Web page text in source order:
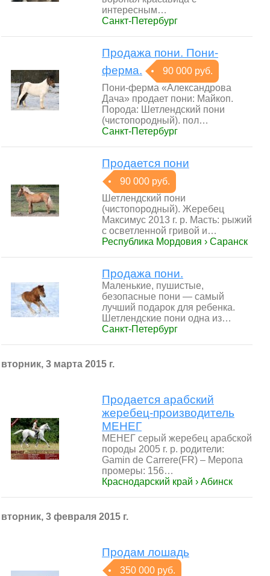
интересным…
Санкт-Петербург
Продажа пони. Пони-
ферма.
90 000 руб.
Пони-ферма «Александрова
Дача» продает пони: Майкоп.
Порода: Шетлендский пони
(чистопородный). пол…
Санкт-Петербург
Продается пони
90 000 руб.
Шетлендский пони
(чистопородный). Жеребец
Максимус 2013 г. р. Масть: рыжий
с осветленной гривой и…
Республика Мордовия › Саранск
Продажа пони.
Маленькие, пушистые,
безопасные пони — самый
лучший подарок для ребенка.
Шетлендские пони одна из…
Санкт-Петербург
вторник, 3 марта 2015 г.
Продается арабский
жеребец-производитель
МЕНЕГ
МЕНЕГ серый жеребец арабской
породы 2005 г. р. родители:
Gamin de Carrere(FR) – Меропа
промеры: 156…
Краснодарский край › Абинск
вторник, 3 февраля 2015 г.
Продам лошадь
350 000 руб.